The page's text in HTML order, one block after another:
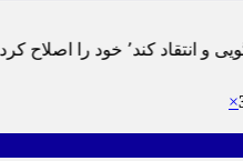
نموده است.
×